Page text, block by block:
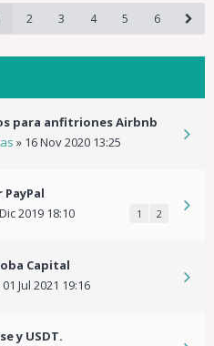
2 3 4 5 6
para anfitriones Airbnb
» 16 Nov 2020 13:25
2019 18:10 1 2
Capital
01 Jul 2021 19:16
y USDT.